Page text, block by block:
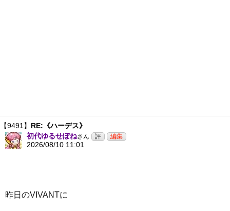
【9491】 RE:《ハーデス》
初代ゆるせぽねさん
2026/08/10 11:01
昨日のVIVANTに